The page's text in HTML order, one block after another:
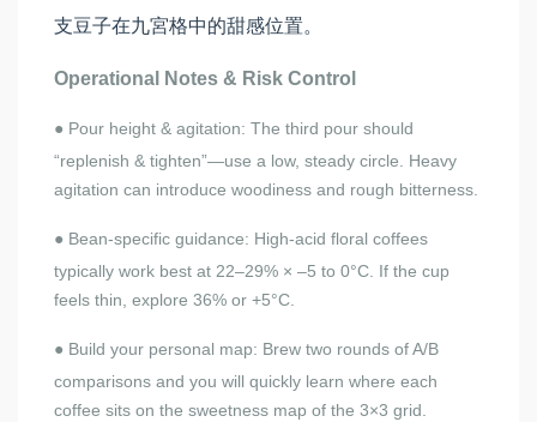
支豆子在九宮格中的甜感位置。​​​​​​​
Operational Notes & Risk Control
● Pour height & agitation: The third pour should
“replenish & tighten”—use a low, steady circle. Heavy
agitation can introduce woodiness and rough bitterness.
● Bean-specific guidance: High-acid floral coffees
typically work best at 22–29% × –5 to 0°C. If the cup
feels thin, explore 36% or +5°C.
● Build your personal map: Brew two rounds of A/B
comparisons and you will quickly learn where each
coffee sits on the sweetness map of the 3×3 grid.